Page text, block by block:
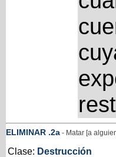
ELIMINAR .2a- Matar [a
Clase: Destrucción